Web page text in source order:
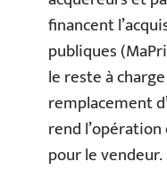
financent
publiques
le reste à
remplacement
rend
pour le vendeur.